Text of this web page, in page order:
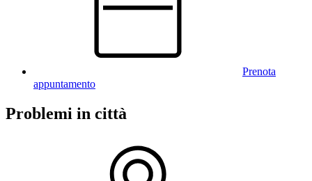
Prenota
appuntamento
Problemi in città